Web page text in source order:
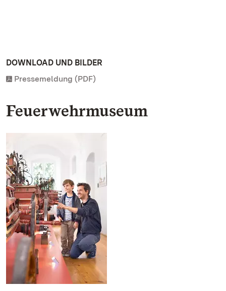
DOWNLOAD UND BILDER
Pressemeldung (PDF)
Feuerwehrmuseum